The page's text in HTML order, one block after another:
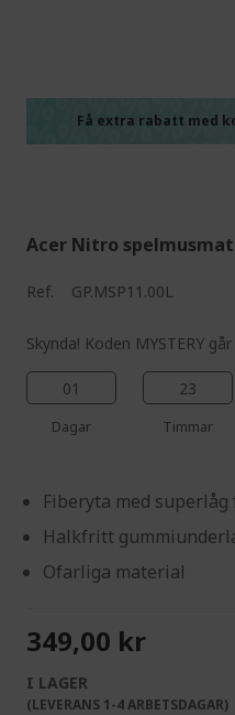
Få extra rabatt med
Acer Nitro
Ref. GP.MSP11.00L
Skynda! Koden MYSTERY
01
Dagar
23
Timmar
Fiberyta med
Halkfritt
Ofarliga material
349,00 kr
I LAGER
(LEVERANS 1-4 ARBETSDAGAR)